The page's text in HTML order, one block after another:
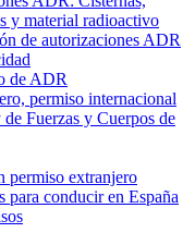
y material radioactivo
de autorizaciones ADR
de ADR
permiso internacional
Fuerzas y Cuerpos de
permiso extranjero
para conducir en España